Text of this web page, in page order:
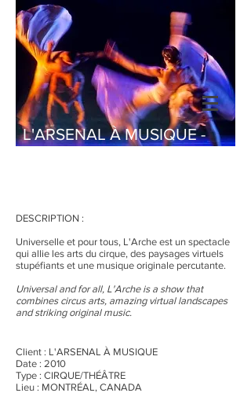
Client : L'ARSENAL À MUSIQUE
Date : 2010
Type : CIRQUE/THÉÂTRE
Lieu : MONTRÉAL, CANADA
L'ARSENAL À MUSIQUE -
DESCRIPTION :
Universelle et pour tous, L'Arche est un spectacle
qui allie les arts du cirque, des paysages virtuels
stupéfiants et une musique originale percutante.
Universal and for all, L'Arche is a show that
combines circus arts, amazing virtual landscapes
and striking original music.